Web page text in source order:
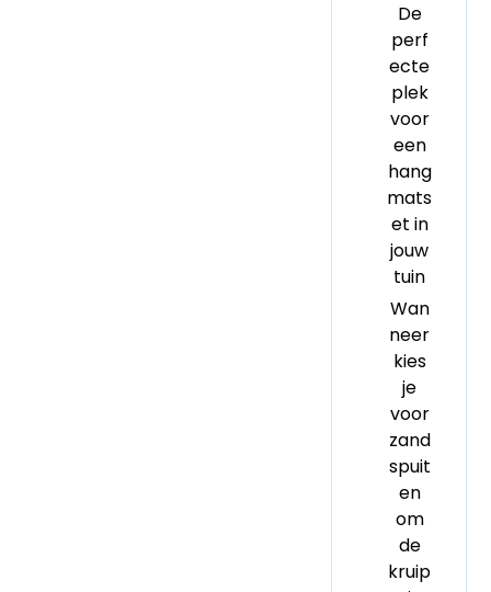
De
perf
ecte
plek
voor
een
hang
mats
et in
jouw
tuin
Wan
neer
kies
je
voor
zand
spuit
en
om
de
kruip